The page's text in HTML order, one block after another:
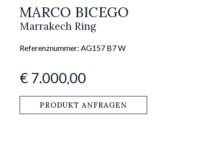
MARCO BICEGO
Marrakech Ring
Referenznummer: AG157 B7 W
€ 7.000,00
PRODUKT ANFRAGEN